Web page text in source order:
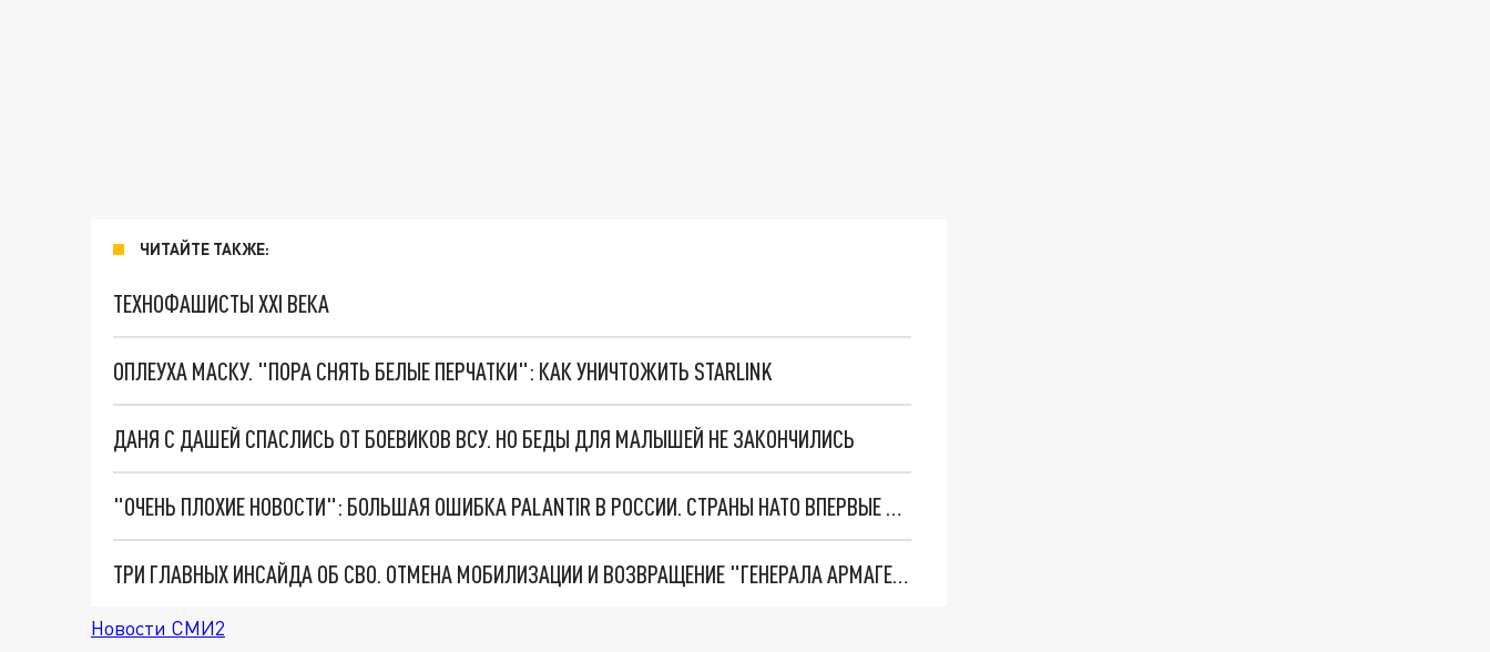
ЧИТАЙТЕ ТАКЖЕ:
ТЕХНОФАШИСТЫ XXI ВЕКА
ОПЛЕУХА МАСКУ. "ПОРА СНЯТЬ БЕЛЫЕ ПЕРЧАТКИ": КАК УНИЧТОЖИТЬ STARLINK
ДАНЯ С ДАШЕЙ СПАСЛИСЬ ОТ БОЕВИКОВ ВСУ. НО БЕДЫ ДЛЯ МАЛЫШЕЙ НЕ ЗАКОНЧИЛИСЬ
"ОЧЕНЬ ПЛОХИЕ НОВОСТИ": БОЛЬШАЯ ОШИБКА PALANTIR В РОССИИ. СТРАНЫ НАТО ВПЕРВЫЕ ЗА СВО ОСТАНОВИЛИ ПОСТАВКИ ОРУЖИЯ. ВСУ ТЕРЯЮТ ПРИГРАНИЧЬЕ?
ТРИ ГЛАВНЫХ ИНСАЙДА ОБ СВО. ОТМЕНА МОБИЛИЗАЦИИ И ВОЗВРАЩЕНИЕ "ГЕНЕРАЛА АРМАГЕДДОНА"? ОТЛИЧНЫЕ НОВОСТИ, КОТОРЫЕ ЖДАЛИ ВСЕ
Новости СМИ2